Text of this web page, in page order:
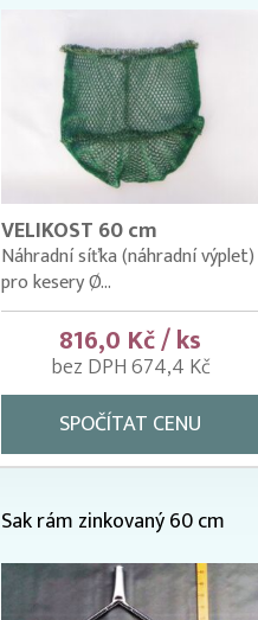
VELIKOST 60 cm
Náhradní síťka (náhradní výplet)
pro kesery Ø...
816,0 Kč / ks
bez DPH 674,4 Kč
SPOČÍTAT CENU
Sak rám zinkovaný 60 cm